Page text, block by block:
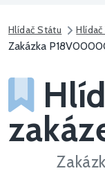
Hlídač Státu
Zakázka